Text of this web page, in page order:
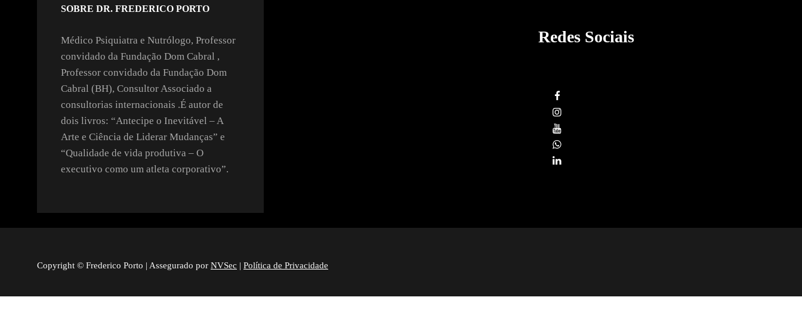
SOBRE DR. FREDERICO PORTO
Médico Psiquiatra e Nutrólogo, Professor
convidado da Fundação Dom Cabral ,
Professor convidado da Fundação Dom
Cabral (BH), Consultor Associado a
consultorias internacionais .É autor de
dois livros: “Antecipe o Inevitável – A
Arte e Ciência de Liderar Mudanças” e
“Qualidade de vida produtiva – O
executivo como um atleta corporativo”.
Redes Sociais
Copyright © Frederico Porto | Assegurado por NVSec | Política de Privacidade